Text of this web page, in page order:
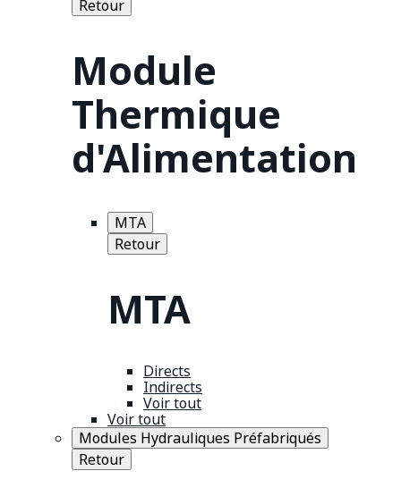
Retour
Module
Thermique
d'Alimentation
MTA
Retour
MTA
Directs
Indirects
Voir tout
Voir tout
Modules Hydrauliques Préfabriqués
Retour